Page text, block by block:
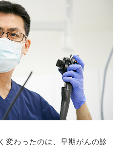
変わったのは、早期がんの診